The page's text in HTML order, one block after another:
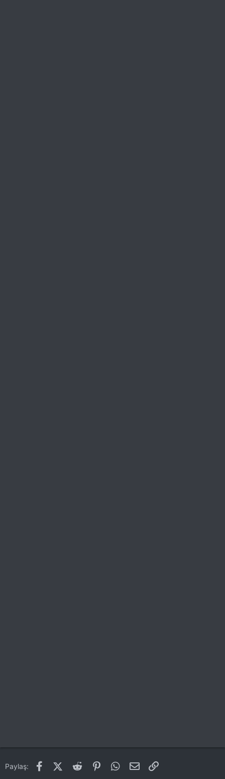
Paylaş: FacebookX (Twitter)
Reddit PinterestWhatsApp
E-posta